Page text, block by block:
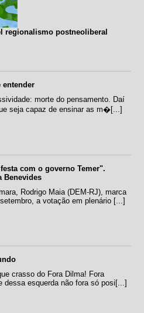
regionalismo postneoliberal
entender
morte do pensamento. Daí
seja capaz de ensinar as m�[...]
com o governo Temer".
Benevides
Rodrigo Maia (DEM-RJ), marca
a votação em plenário [...]
crasso do Fora Dilma! Fora
dessa esquerda não fora só posi[...]